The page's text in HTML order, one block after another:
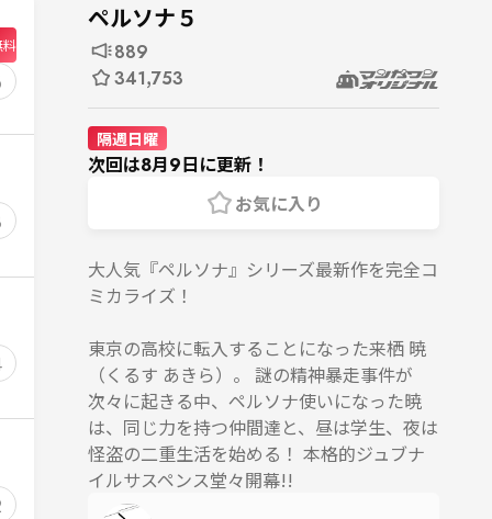
料
ペルソナ５
889
341,753
隔週日曜
次回は8月9日に更新！
お気に入り
大人気『ペルソナ』シリーズ最新作を完全コ
ミカライズ！
東京の高校に転入することになった来栖 暁
（くるす あきら）。 謎の精神暴走事件が
次々に起きる中、ペルソナ使いになった暁
は、同じ力を持つ仲間達と、昼は学生、夜は
怪盗の二重生活を始める！ 本格的ジュブナ
イルサスペンス堂々開幕!!